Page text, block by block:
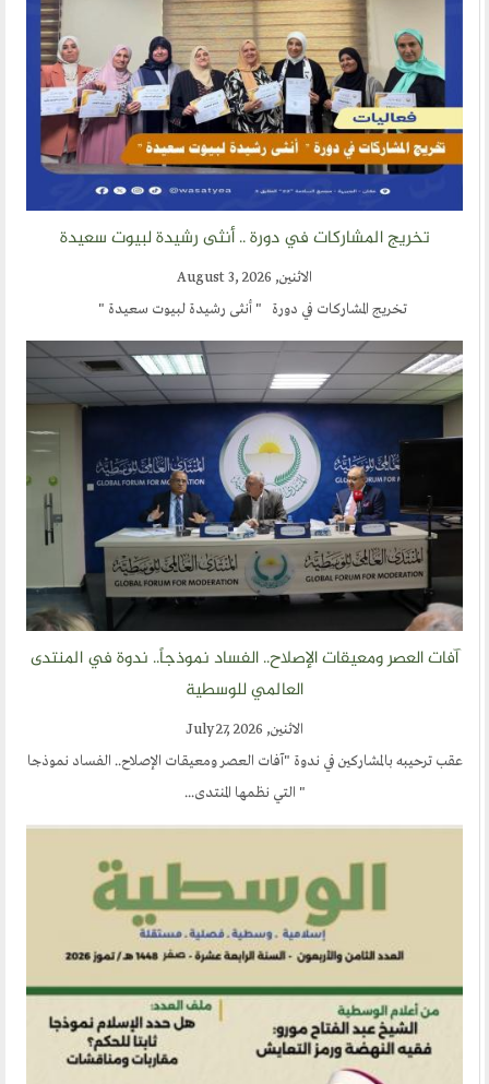
تخريج المشاركات في دورة .. أنثى رشيدة لبيوت سعيدة
الاثنين, August 3, 2026
تخريج المشاركات في دورة " أنثى رشيدة لبيوت سعيدة "
آفات العصر ومعيقات الإصلاح.. الفساد نموذجاً.. ندوة في المنتدى
العالمي للوسطية
الاثنين, July 27, 2026
عقب ترحيبه بالمشاركين في ندوة "آفات العصر ومعيقات الإصلاح.. الفساد نموذجا
" التي نظمها المنتدى...